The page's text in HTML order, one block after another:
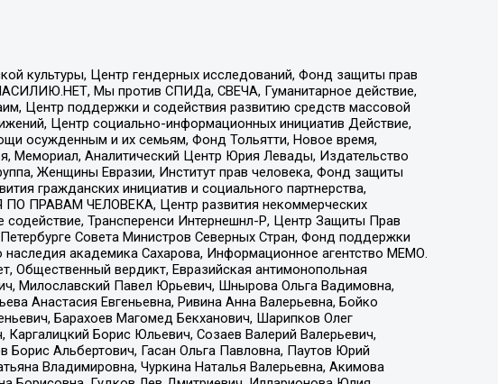
культуры, Центр гендерных исследований, Фонд защиты прав
Мы против СПИДа, СВЕЧА, Гуманитарное действие,
Центр поддержки и содействия развитию средств массовой
Центр социально-информационных инициатив Действие,
осужденным и их семьям, Фонд Тольятти, Новое время,
Мемориал, Аналитический Центр Юрия Левады, Издательство
Женщины Евразии, Институт прав человека, Фонд защиты
гражданских инициатив и социального партнерства,
ПО ПРАВАМ ЧЕЛОВЕКА, Центр развития некоммерческих
Трансперенси Интернешнл-Р, Центр Защиты Прав
Совета Министров Северных Стран, Фонд поддержки
академика Сахарова, Информационное агентство МЕМО.
Общественный вердикт, Евразийская антимонопольная
Милославский Павел Юрьевич, Шнырова Ольга Вадимовна,
Анастасия Евгеньевна, Ривина Анна Валерьевна, Бойко
Барахоев Магомед Бекханович, Шарипков Олег
Борис Юльевич, Созаев Валерий Валерьевич,
Альбертович, Гасан Ольга Павловна, Паутов Юрий
Владимировна, Чуркина Наталья Валерьевна, Акимова